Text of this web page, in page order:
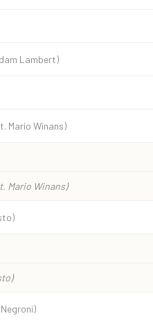
Lambert)
Mario Winans)
Mario Winans)